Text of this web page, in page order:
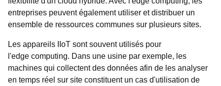
entreprises peuvent également utiliser et distribuer un
ensemble de ressources communes sur plusieurs sites.
Les appareils IIoT sont souvent utilisés pour
l'edge computing. Dans une usine par exemple, les
machines qui collectent des données afin de les analyser
en temps réel sur site constituent un cas d'utilisation de